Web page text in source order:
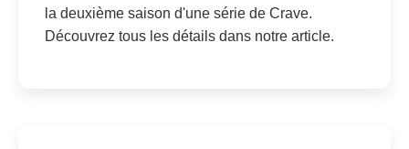
la deuxième saison d'une série de Crave.
Découvrez tous les détails dans notre article.